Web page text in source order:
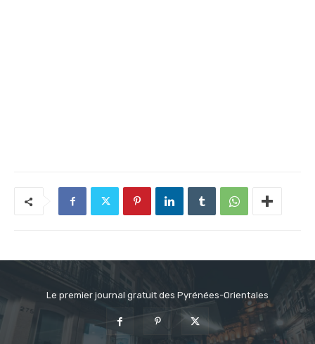
Le premier journal gratuit des Pyrénées-Orientales